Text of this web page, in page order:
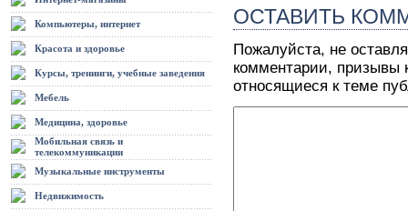
Компьютеры, интернет
Красота и здоровье
Курсы, тренинги, учебные заведения
Мебель
Медицина, здоровье
Мобильная связь и
телекоммуникации
Музыкальные инструменты
Недвижимость
ОСТАВИТЬ
Пожалуйста, не
комментарии, призывы
относящиеся к теме